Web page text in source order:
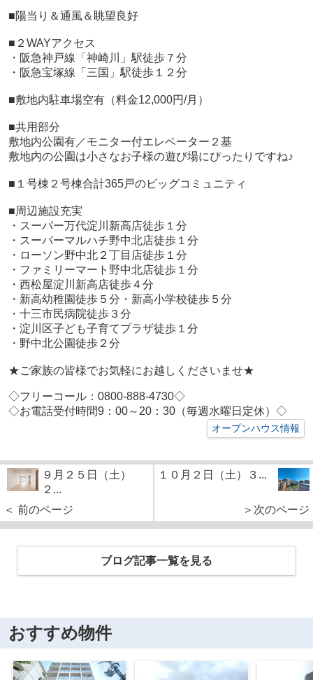
■陽当り＆通風＆眺望良好
■２WAYアクセス
・阪急神戸線「神崎川」駅徒歩７分
・阪急宝塚線「三国」駅徒歩１２分
■敷地内駐車場空有（料金12,000円/月）
■共用部分
敷地内公園有／モニター付エレベーター２基
敷地内の公園は小さなお子様の遊び場にぴったりですね♪
■１号棟２号棟合計365戸のビッグコミュニティ
■周辺施設充実
・スーパー万代淀川新高店徒歩１分
・スーパーマルハチ野中北店徒歩１分
・ローソン野中北２丁目店徒歩１分
・ファミリーマート野中北店徒歩１分
・西松屋淀川新高店徒歩４分
・新高幼稚園徒歩５分・新高小学校徒歩５分
・十三市民病院徒歩３分
・淀川区子ども子育てプラザ徒歩１分
・野中北公園徒歩２分
★ご家族の皆様でお気軽にお越しくださいませ★
◇フリーコール：0800-888-4730◇
◇お電話受付時間9：00～20：30（毎週水曜日定休）◇
オープンハウス情報
９月２５日（土）
２...
＜ 前のページ
１０月２日（土）３...
＞次のページ
ブログ記事一覧を見る
おすすめ物件